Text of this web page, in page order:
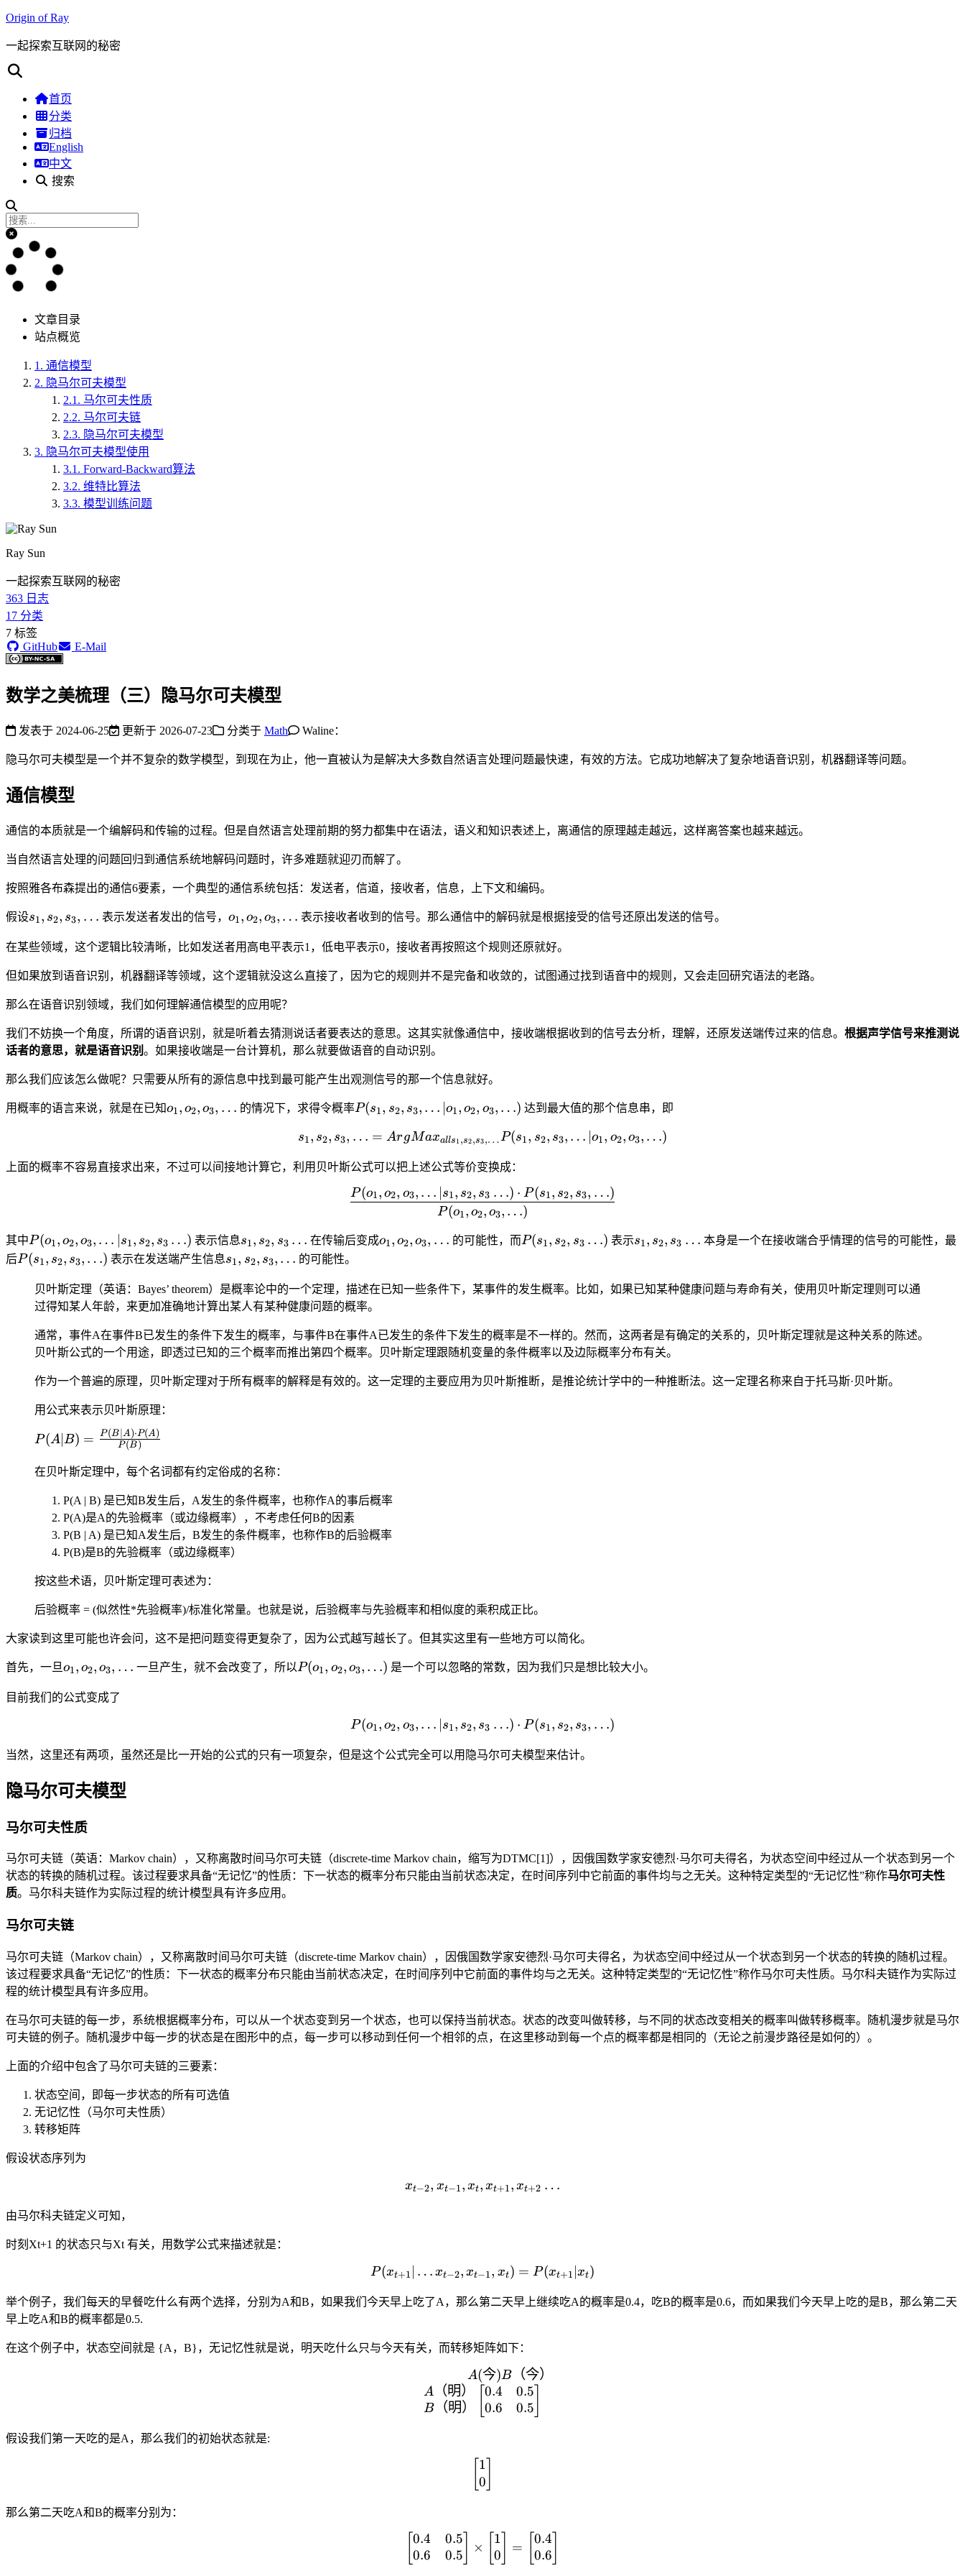
Origin of Ray
一起探索互联网的秘密
首页
分类
归档
English
中文
搜索
文章目录
站点概览
1. 通信模型
2. 隐马尔可夫模型
2.1. 马尔可夫性质
2.2. 马尔可夫链
2.3. 隐马尔可夫模型
3. 隐马尔可夫模型使用
3.1. Forward-Backward算法
3.2. 维特比算法
3.3. 模型训练问题
Ray Sun
一起探索互联网的秘密
363 日志
17 分类
7 标签
GitHub
E-Mail
数学之美梳理（三）隐马尔可夫模型
发表于 2024-06-25 更新于 2026-07-23 分类于 Math Waline：
隐马尔可夫模型是一个并不复杂的数学模型，到现在为止，他一直被认为是解决大多数自然语言处理问题最快速，有效的方法。它成功地解决了复杂地语音识别，机器翻译等问题。
通信模型
通信的本质就是一个编解码和传输的过程。但是自然语言处理前期的努力都集中在语法，语义和知识表述上，离通信的原理越走越远，这样离答案也越来越远。
当自然语言处理的问题回归到通信系统地解码问题时，许多难题就迎刃而解了。
按照雅各布森提出的通信6要素，一个典型的通信系统包括：发送者，信道，接收者，信息，上下文和编码。
假设s_1,
s_3,
s1, s2, s3, … 表示发送者发出的信号， o_1,
o_3,
o1, o2, o3, … 表示接收者收到的信号。那么通信中的解码就是根据接受的信号还原出发送的信号。
在某些领域，这个逻辑比较清晰，比如发送者用高电平表示1，低电平表示0，接收者再按照这个规则还原就好。
但如果放到语音识别，机器翻译等领域，这个逻辑就没这么直接了，因为它的规则并不是完备和收敛的，试图通过找到语音中的规则，又会走回研究语法的老路。
那么在语音识别领域，我们如何理解通信模型的应用呢？
我们不妨换一个角度，所谓的语音识别，就是听着去猜测说话者要表达的意思。这其实就像通信中，接收端根据收到的信号去分析，理解，还原发送端传过来的信息。 根据声学信号来推测说
话者的意思，就是语音识别 。如果接收端是一台计算机，那么就要做语音的自动识别。
那么我们应该怎么做呢？只需要从所有的源信息中找到最可能产生出观测信号的那一个信息就好。
用概率的语言来说，就是在已知o_1,
o1, o2, o3, … 的情况下，求得令概率P(s_1,
s_3,
| o_1,
o_2,
o_3,
P(s1, s2, s3, … ∣o1, o2, o3, …) 达到最大值的那个信息串，即
s_1, s_2, s_3,\ldots = ArgMax_{all s_1, s_2, s_3, \ldots} P(s_1, s_2, s_3, \ldots |
s1, s2, s3, … = ArgMaxalls1,s2,s3,…P(s1, s2, s3, … ∣o1, o2, o3, …)
上面的概率不容易直接求出来，不过可以间接地计算它，利用贝叶斯公式可以把上述公式等价变换成：
\frac{P(o_1,o_2,o_3,\ldots | s_1, s_2, s_3 \ldots) \cdot P(s_1, s_2, s_3,
P(o1, o2, o3, …)
P(o1, o2, o3, … ∣s1, s2, s3 …) ⋅ P(s1, s2, s3, …)
其中 P(o_1,o_2,o_3,\ldots
| s_1, s_2, s_3 \ldots)
P(o1, o2, o3, … s1, s2, s3 …) 表示信息s_1,
s_2,
\ldots
s1, s2, s3 … 在传输后变成o_1,o_2,o_3,\ldots
o1, o2, o3, … 的可能性，而P(s_1,
\ldots)
P(s1, s2, s3 …) 表示s_1,
\ldots
s1, s2, s3 … 本身是一个在接收端合乎情理的信号的可能性，最
后P(s_1,
s_3,
\ldots)
P(s1, s2, s3, …) 表示在发送端产生信息s_1,
s_3,
\ldots
s1, s2, s3, … 的可能性。
贝叶斯定理（英语：Bayes’ theorem）是概率论中的一个定理，描述在已知一些条件下，某事件的发生概率。比如，如果已知某种健康问题与寿命有关，使用贝叶斯定理则可以通
过得知某人年龄，来更加准确地计算出某人有某种健康问题的概率。
通常，事件A在事件B已发生的条件下发生的概率，与事件B在事件A已发生的条件下发生的概率是不一样的。然而，这两者是有确定的关系的，贝叶斯定理就是这种关系的陈述。
贝叶斯公式的一个用途，即透过已知的三个概率而推出第四个概率。贝叶斯定理跟随机变量的条件概率以及边际概率分布有关。
作为一个普遍的原理，贝叶斯定理对于所有概率的解释是有效的。这一定理的主要应用为贝叶斯推断，是推论统计学中的一种推断法。这一定理名称来自于托马斯·贝叶斯。
用公式来表示贝叶斯原理：
P(A |
\frac{P
\cdot
P(A)}
{P(B)}
P(A∣ B) = P(B)
P(B A)⋅P(A)
在贝叶斯定理中，每个名词都有约定俗成的名称：
P(A | B) 是已知B发生后，A发生的条件概率，也称作A的事后概率
P(A)是A的先验概率（或边缘概率），不考虑任何B的因素
P(B | A) 是已知A发生后，B发生的条件概率，也称作B的后验概率
P(B)是B的先验概率（或边缘概率）
按这些术语，贝叶斯定理可表述为：
后验概率 = (似然性*先验概率)/标准化常量。也就是说，后验概率与先验概率和相似度的乘积成正比。
大家读到这里可能也许会问，这不是把问题变得更复杂了，因为公式越写越长了。但其实这里有一些地方可以简化。
首先，一旦o_1,o_2,o_3,
o1, o2, o3, … 一旦产生，就不会改变了，所以 P(o_1,o_2,o_3,\ldots)
P(o1, o2, o3, …) 是一个可以忽略的常数，因为我们只是想比较大小。
目前我们的公式变成了
P(o_1,o_2,o_3,\ldots | s_1, s_2, s_3 \ldots) \cdot P(s_1, s_2, s_3, \ldots)
P(o1, o2, o3, … s1, s2, s3 …) ⋅ P(s1, s2, s3, …)
当然，这里还有两项，虽然还是比一开始的公式的只有一项复杂，但是这个公式完全可以用隐马尔可夫模型来估计。
隐马尔可夫模型
马尔可夫性质
马尔可夫链（英语：Markov chain），又称离散时间马尔可夫链（discrete-time Markov chain，缩写为DTMC[1]），因俄国数学家安德烈·马尔可夫得名，为状态空间中经过从一个状态到另一个
状态的转换的随机过程。该过程要求具备“无记忆”的性质：下一状态的概率分布只能由当前状态决定，在时间序列中它前面的事件均与之无关。这种特定类型的“无记忆性”称作马尔可夫性
质。马尔科夫链作为实际过程的统计模型具有许多应用。
马尔可夫链
马尔可夫链（Markov chain），又称离散时间马尔可夫链（discrete-time Markov chain），因俄国数学家安德烈·马尔可夫得名，为状态空间中经过从一个状态到另一个状态的转换的随机过程。
该过程要求具备“无记忆”的性质：下一状态的概率分布只能由当前状态决定，在时间序列中它前面的事件均与之无关。这种特定类型的“无记忆性”称作马尔可夫性质。马尔科夫链作为实际过
程的统计模型具有许多应用。
在马尔可夫链的每一步，系统根据概率分布，可以从一个状态变到另一个状态，也可以保持当前状态。状态的改变叫做转移，与不同的状态改变相关的概率叫做转移概率。随机漫步就是马尔
可夫链的例子。随机漫步中每一步的状态是在图形中的点，每一步可以移动到任何一个相邻的点，在这里移动到每一个点的概率都是相同的（无论之前漫步路径是如何的）。
上面的介绍中包含了马尔可夫链的三要素：
状态空间，即每一步状态的所有可选值
无记忆性（马尔可夫性质）
转移矩阵
假设状态序列为
x_{t-2}, x_{t-1},x_t,x_{t+1},x_{t+2}\ldots
xt−2, xt−1, xt, xt+1, xt+2 …
由马尔科夫链定义可知，
时刻Xt+1 的状态只与Xt 有关，用数学公式来描述就是：
P(x_{t+1} | \ldots x_{t-2},x_{t-1},x_{t}) = P(x_{t+1} | x_t)
P(xt+1 … xt−2, xt−1, xt) = P (xt+1 xt)
举个例子，我们每天的早餐吃什么有两个选择，分别为A和B，如果我们今天早上吃了A，那么第二天早上继续吃A的概率是0.4，吃B的概率是0.6，而如果我们今天早上吃的是B，那么第二天
早上吃A和B的概率都是0.5.
在这个例子中，状态空间就是 {A，B}，无记忆性就是说，明天吃什么只与今天有关，而转移矩阵如下：
\qquad \qquad A(今) B（今）\\ \begin{matrix} A（明） \\ B（明）
A(今)B （今）
A （明）
B（明）
0.4
0.6
0.5
0.5
假设我们第一天吃的是A，那么我们的初始状态就是:
\begin{bmatrix} 1 \\ 0 \end{bmatrix}
1
0
那么第二天吃A和B的概率分别为：
\begin{bmatrix} 0.4 & 0.5 \\ 0.6 & 0.5 \end{bmatrix} \times
[0.4
0.6
0.5
0.5
× [1
0
=
0.4
0.6